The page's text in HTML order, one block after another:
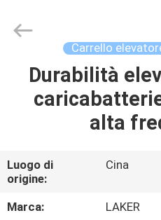
CASA
PRODOTTI
CHI
SIAMO
LAKER
AUTOPARTS
Carrello
Durabilità
alta
Luogo di
origine:
Cina
Marca:
LAKER